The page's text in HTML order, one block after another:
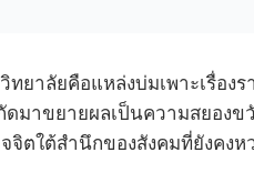
ยาลัยคือแหล่งบ่มเพาะเรื่
มาขยายผลเป็นความสยองข
จิตใต้สำนึกของสังคมที่ยังคง